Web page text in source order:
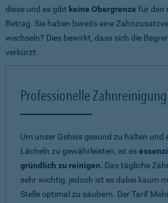
diese und es gibt keine Obergrenze für den
Betrag. Sie haben bereits eine
wechseln? Dies bewirkt, dass sich die
verkürzt.
Professionelle Zahnreinigung
Um unser Gebiss gesund zu halten und
Lächeln zu gewährleisten, ist es
gründlich zu reinigen. Das tägliche
sehr wichtig, jedoch ist es dabei kaum
Stelle optimal zu säubern. Der Tarif